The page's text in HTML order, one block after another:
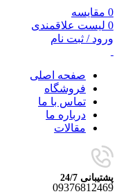
0 مقایسه
0 لیست علاقمندی
ورود / ثبت نام
صفحه اصلی
فروشگاه
تماس با ما
درباره ما
مقالات
پشتیبانی 24/7
09376812469